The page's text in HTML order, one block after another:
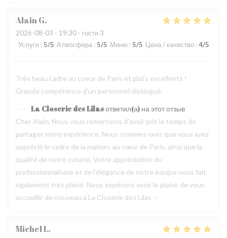
AlainG
2026-08-03 - 19:30 - гости 3
Услуги : 5/5 Атмосфера : 5/5 Меню : 5/5 Цена / качество : 4/5
Très beau cadre au coeur de Paris et plats excellents !
Grande compétence d'un personnel distingué.
La Closerie des Lilasответил(а) на этот отзыв
Cher Alain, Nous vous remercions d’avoir pris le temps de
partager votre expérience. Nous sommes ravis que vous ayez
apprécié le cadre de la maison, au cœur de Paris, ainsi que la
qualité de notre cuisine. Votre appréciation du
professionnalisme et de l’élégance de notre équipe nous fait
également très plaisir. Nous espérons avoir le plaisir de vous
accueillir de nouveau à La Closerie des Lilas ✨
MichelL